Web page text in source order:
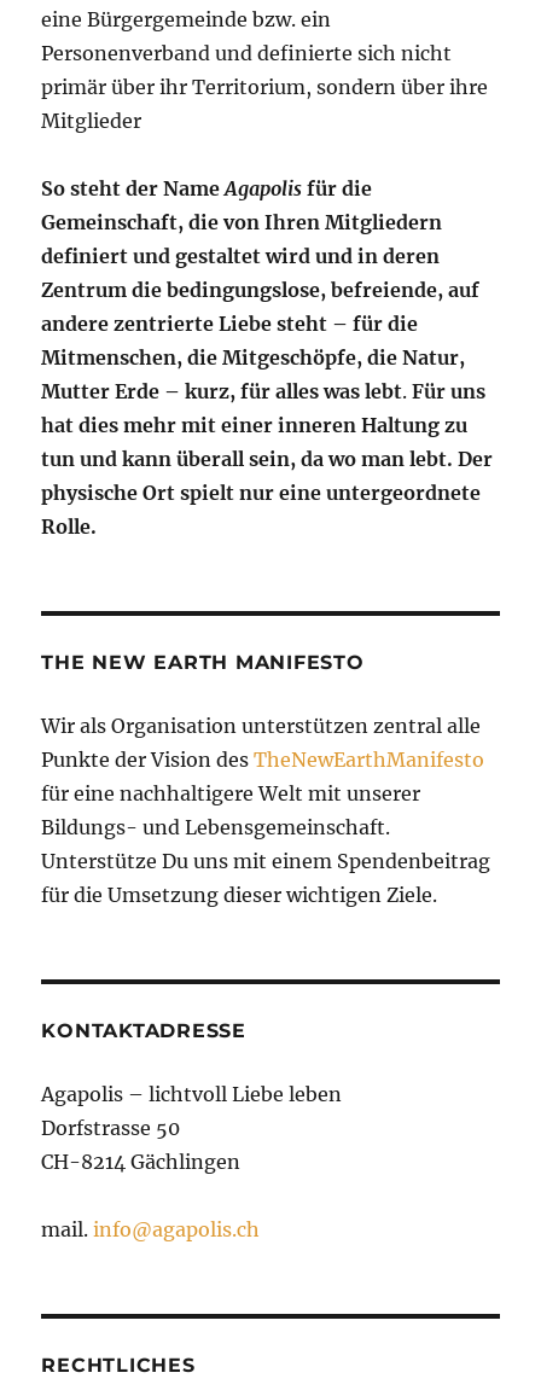
eine Bürgergemeinde bzw. ein
Personenverband und definierte sich nicht
primär über ihr Territorium, sondern über ihre
Mitglieder
So steht der NameAgapolis für die
Gemeinschaft, die von Ihren Mitgliedern
definiert und gestaltet wird und in deren
Zentrum die bedingungslose, befreiende, auf
andere zentrierte Liebe steht – für die
Mitmenschen, die Mitgeschöpfe, die Natur,
Mutter Erde – kurz, für alles was lebt.Für uns
hat dies mehr mit einer inneren Haltung zu
tun und kann überall sein, da wo man lebt. Der
physische Ort spielt nur eine untergeordnete
Rolle.
THE NEW EARTH MANIFESTO
Wir als Organisation unterstützen zentral alle
Punkte der Vision desTheNewEarthManifesto
für eine nachhaltigere Welt mit unserer
Bildungs- und Lebensgemeinschaft.
Unterstütze Du uns mit einem Spendenbeitrag
für die Umsetzung dieser wichtigen Ziele.
KONTAKTADRESSE
Agapolis – lichtvoll Liebe leben
Dorfstrasse 50
CH-8214 Gächlingen
mail.info@agapolis.ch
RECHTLICHES